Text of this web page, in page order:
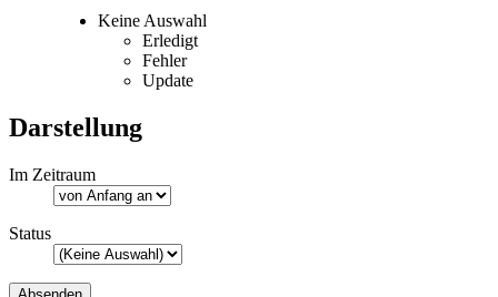
Keine Auswahl
Erledigt
Fehler
Update
Darstellung
Im Zeitraum
Status